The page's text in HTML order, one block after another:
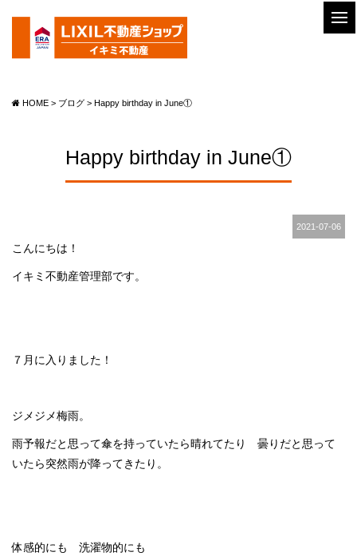
HOME > ブログ > Happy birthday in June①
Happy birthday in June①
2021-07-06
こんにちは！
イキミ不動産管理部です。
７月に入りました！
ジメジメ梅雨。
雨予報だと思って傘を持っていたら晴れてたり 曇りだと思って
いたら突然雨が降ってきたり。
体感的にも 洗濯物的にも